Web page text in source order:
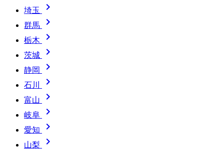
埼玉 
群馬 
栃木 
茨城 
静岡 
石川 
富山 
岐阜 
愛知 
山梨 